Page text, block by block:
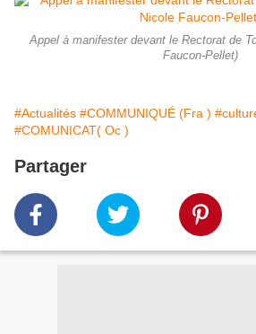
Appel à manifester devant le Rectorat de
Faucon-Pellet)
#Actualités #COMMUNIQUÉ (Fra )
#COMUNICAT( Oc )
Partager